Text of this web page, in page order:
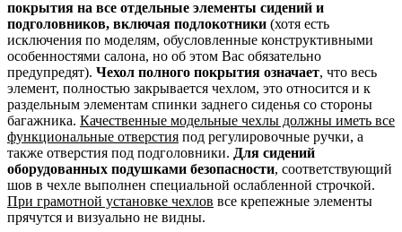
покрытия на все отдельные элементы сидений и
подголовников, включая подлокотники (хотя есть
исключения по моделям, обусловленные конструктивными
особенностями салона, но об этом Вас обязательно
предупредят). Чехол полного покрытия означает, что весь
элемент, полностью закрывается чехлом, это относится и к
раздельным элементам спинки заднего сиденья со стороны
багажника. Качественные модельные чехлы должны иметь все
функциональные отверстия под регулировочные ручки, а
также отверстия под подголовники. Для сидений
оборудованных подушками безопасности, соответствующий
шов в чехле выполнен специальной ослабленной строчкой.
При грамотной установке чехлов все крепежные элементы
прячутся и визуально не видны.